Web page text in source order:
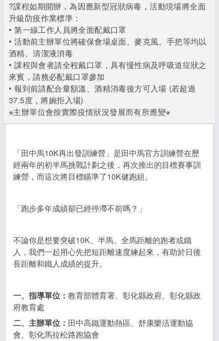
?課程如期開辦，為因應新型冠狀病毒，活動現場將全面
升級防疫作業標準：
• 第一線工作人員將全面配戴口罩
• 活動前主辦單位將確保會場桌面、麥克風、手把等均以
酒精、清潔液消毒
• 課程與會者請全程戴口罩，具有慢性病及呼吸道症狀之
來賓，請務必配戴口罩參加
• 報到前請配合量額溫、酒精消毒後方可入場 (若超過
37.5度，將婉拒入場)
※主辦單位會按實際疫情狀況發展而有所應變※
「田中馬10K再出發訓練營」是田中馬官方訓練營在歷
經兩年的初半馬挑戰計劃之後，再次推出的目標賽事訓
練營，而這次將目標瞄準了10K健跑組。
「跑步多年成績卻已經停滯不前嗎？」
不論你是想要突破10K、半馬、全馬距離的跑者或鐵
人，我們一起用心先把短距離速度練起來，有助於日後
長距離和鐵人成績的提升。
一、指導單位： 教育部體育署、彰化縣政府、彰化縣政
府教育處
二、主辦單位： 田中高鐵運動熱區、舒康樂活運動協
會、彰化馬拉松路跑協會